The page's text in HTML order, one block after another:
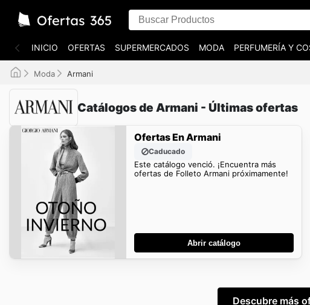
INICIO OFERTAS SUPERMERCADOS MODA PERFUMERÍA Y
Moda Armani
Catálogos de Armani - Últimas ofertas
Ofertas En Armani
Caducado
Este catálogo venció. ¡Encuentra más
ofertas de Folleto Armani próximamente!
Abrir catálogo
Descubre más